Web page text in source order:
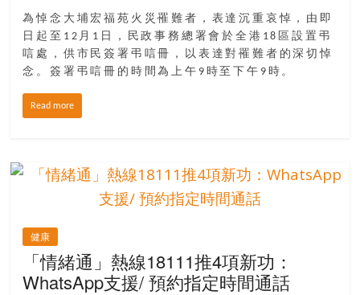
為悼念大埔宏福苑火災罹難者，表達沉重哀悼，由即
日起至12月1日，民政事務總署會於全港18區設置弔
唁處，供市民簽署弔唁冊，以表達對罹難者的深切悼
念。簽署弔唁冊的時間為上午9時至下午9時。
Read more
健康
「情緒通」熱線18111推4項新功：
WhatsApp支援/ 預約指定時間通話